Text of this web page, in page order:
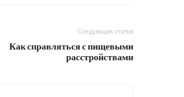
Следующая статья
Как справляться с пищевыми
расстройствами